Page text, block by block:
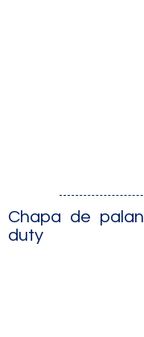
Chapa de
duty